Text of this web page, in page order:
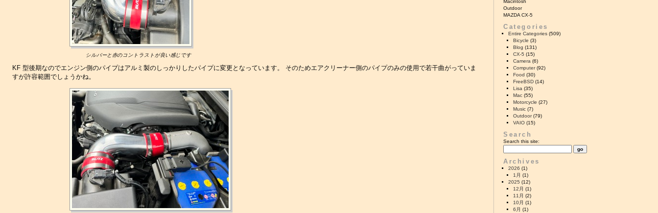
シルバーと赤のコントラストが良い感じです
KF 型後期なのでエンジン側のパイプはアルミ製のしっかりしたパイプに変更となっています。 そのためエアクリーナー側のパイプのみの使用で若干曲がっていま
すが許容範囲でしょうかね。
Macintosh
Outdoor
MAZDA CX-5
Categories
Entire Categories (509)
Bicycle (3)
Blog (131)
CX-5 (15)
Camera (6)
Computer(92)
Food (30)
FreeBSD (14)
Lisa (35)
Mac (55)
Motorcycle (27)
Music (7)
Outdoor(79)
VAIO (15)
Search
Search this site:
Archives
2026 (1)
1月 (1)
2025 (12)
12月 (1)
11月 (2)
10月 (1)
6月 (1)